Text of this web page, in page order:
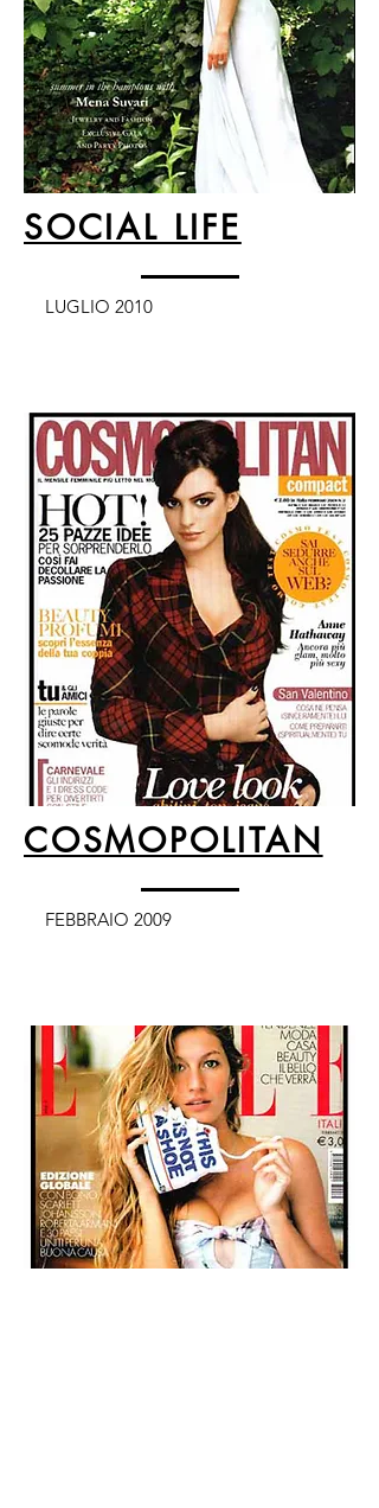
SOCIAL LIFE
LUGLIO 2010
COSMOPOLITAN
FEBBRAIO 2009